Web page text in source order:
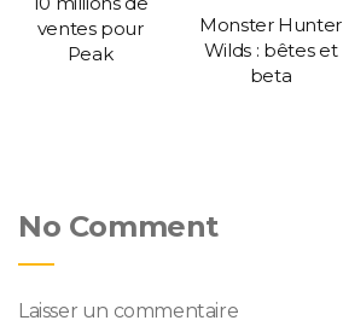
ventes pour
Peak
Monster Hunter
Wilds : bêtes et
beta
No Comment
Laisser un commentaire